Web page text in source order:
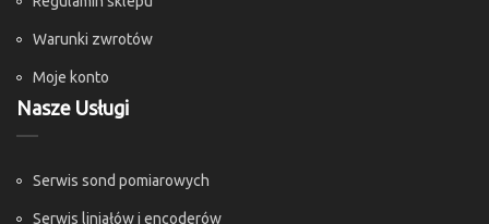
Warunki zwrotów
Moje konto
Nasze Usługi
Serwis sond pomiarowych
Serwis liniałów i encoderów